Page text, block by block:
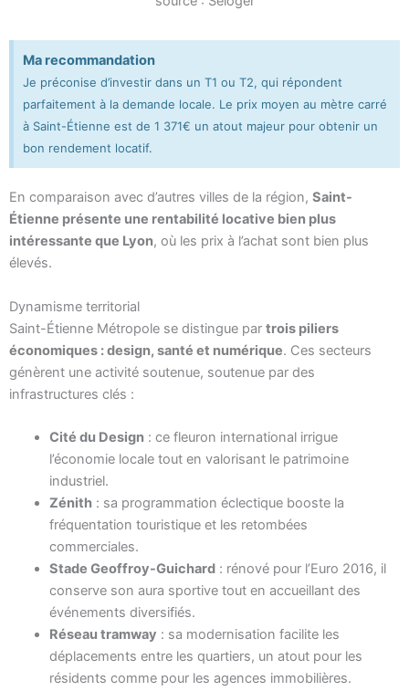
Ma recommandation
Je préconise d’investir dans un T1 ou T2, qui répondent
parfaitement à la demande locale. Le prix moyen au mètre carré
à Saint-Étienne est de 1 371€ un atout majeur pour obtenir un
bon rendement locatif.
En comparaison avec d’autres villes de la région, Saint-
Étienne présente une rentabilité locative bien plus
intéressante que Lyon, où les prix à l’achat sont bien plus
élevés.
Dynamisme territorial
Saint-Étienne Métropole se distingue par trois piliers
économiques : design, santé et numérique. Ces secteurs
génèrent une activité soutenue, soutenue par des
infrastructures clés :
Cité du Design: ce fleuron international irrigue
l’économie locale tout en valorisant le patrimoine
industriel.
Zénith: sa programmation éclectique booste la
fréquentation touristique et les retombées
commerciales.
Stade Geoffroy-Guichard: rénové pour l’Euro 2016, il
conserve son aura sportive tout en accueillant des
événements diversifiés.
Réseau tramway : sa modernisation facilite les
déplacements entre les quartiers, un atout pour les
résidents comme pour les agences immobilières.